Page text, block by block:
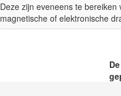
Deze zijn eveneens te
magnetische of elektronische